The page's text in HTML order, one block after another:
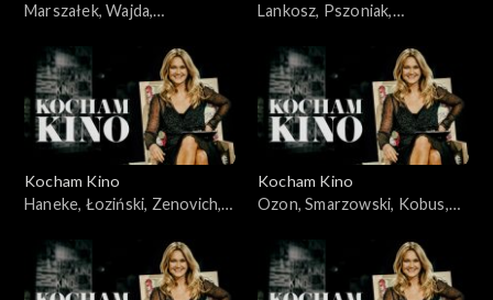
Marszałek, Wajda,
Lankosz, Pszoniak,
Kocham Kino
Haneke, Łoziński, Zenovich,
Kocham Kino
Ozon, Smarzowski, Kobus,